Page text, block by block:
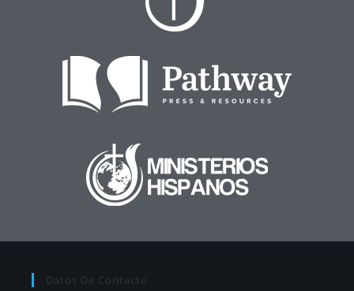
Datos De Contacto